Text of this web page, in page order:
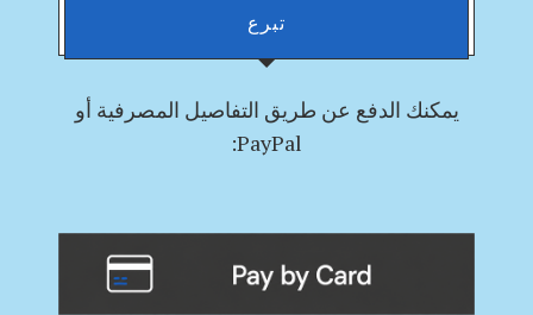
تبرع
يمكنك الدفع عن طريق التفاصيل المصرفية أو
PayPal: